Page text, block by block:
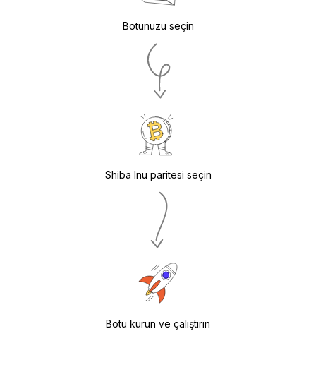
Botunuzu seçin
Shiba Inu paritesi seçin
Botu kurun ve çalıştırın